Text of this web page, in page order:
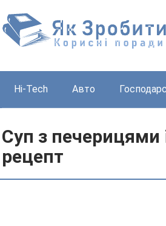
Hi-Tech Авто
Суп з печерицями
рецепт